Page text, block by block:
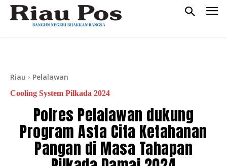
Riau Pelalawan
Cooling System Pilkada 2024
Polres Pelalawan dukung
Program Asta Cita Ketahanan
Pangan di Masa Tahapan